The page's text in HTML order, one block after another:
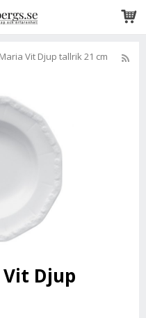
Vit Djup tallrik 21 cm
Djup